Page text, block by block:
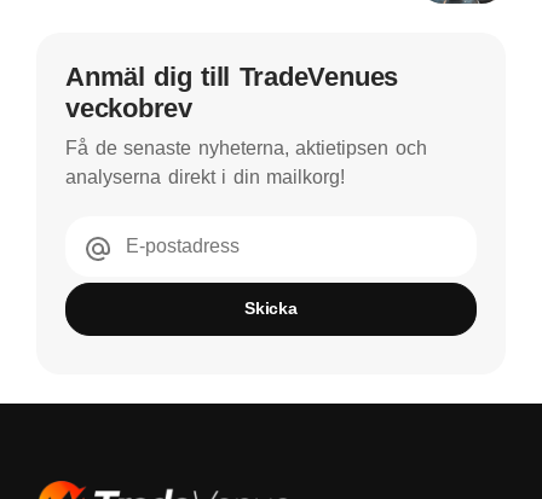
Anmäl dig till TradeVenues
veckobrev
Få de senaste nyheterna, aktietipsen och
analyserna direkt i din mailkorg!
E-postadress
Skicka